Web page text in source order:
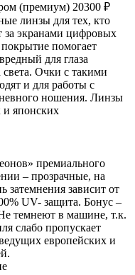
(премиум) 20300 ₽
линзы для тех, кто
за экранами цифровых
помогает
для глаза
света. Очки с такими
и для работы с
ношения. Линзы
и японских
премиального
– прозрачные, на
затемнения зависит от
UV- защита. Бонус –
темнеют в машине, т.к.
слабо пропускает
европейских и